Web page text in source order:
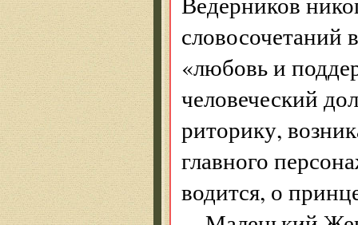
словосочетаний
«любовь и
человеческий
риторику,
главного
водится, о